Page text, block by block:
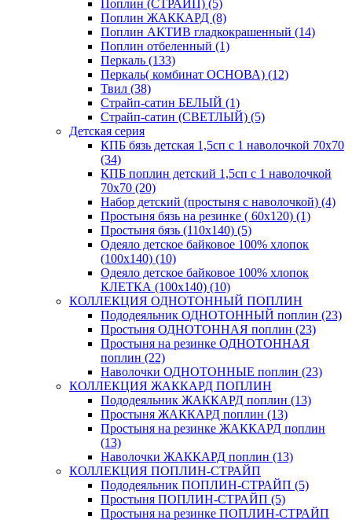
Поплин (СТРАЙП) (5)
Поплин ЖАККАРД (8)
Поплин АКТИВ гладкокрашенный (14)
Поплин отбеленный (1)
Перкаль (133)
Перкаль( комбинат ОСНОВА) (12)
Твил (38)
Страйп-сатин БЕЛЫЙ (1)
Страйп-сатин (СВЕТЛЫЙ) (5)
Детская серия
КПБ бязь детская 1,5сп с 1 наволочкой 70х70
(34)
КПБ поплин детский 1,5сп с 1 наволочкой
70х70 (20)
Набор детский (простыня с наволочкой) (4)
Простыня бязь на резинке ( 60х120) (1)
Простыня бязь (110х140) (5)
Одеяло детское байковое 100% хлопок
(100х140) (10)
Одеяло детское байковое 100% хлопок
КЛЕТКА (100х140) (10)
КОЛЛЕКЦИЯ ОДНОТОННЫЙ ПОПЛИН
Пододеяльник ОДНОТОННЫЙ поплин (23)
Простыня ОДНОТОННАЯ поплин (23)
Простыня на резинке ОДНОТОННАЯ
поплин (22)
Наволочки ОДНОТОННЫЕ поплин (23)
КОЛЛЕКЦИЯ ЖАККАРД ПОПЛИН
Пододеяльник ЖАККАРД поплин (13)
Простыня ЖАККАРД поплин (13)
Простыня на резинке ЖАККАРД поплин
(13)
Наволочки ЖАККАРД поплин (13)
КОЛЛЕКЦИЯ ПОПЛИН-СТРАЙП
Пододеяльник ПОПЛИН-СТРАЙП (5)
Простыня ПОПЛИН-СТРАЙП (5)
Простыня на резинке ПОПЛИН-СТРАЙП